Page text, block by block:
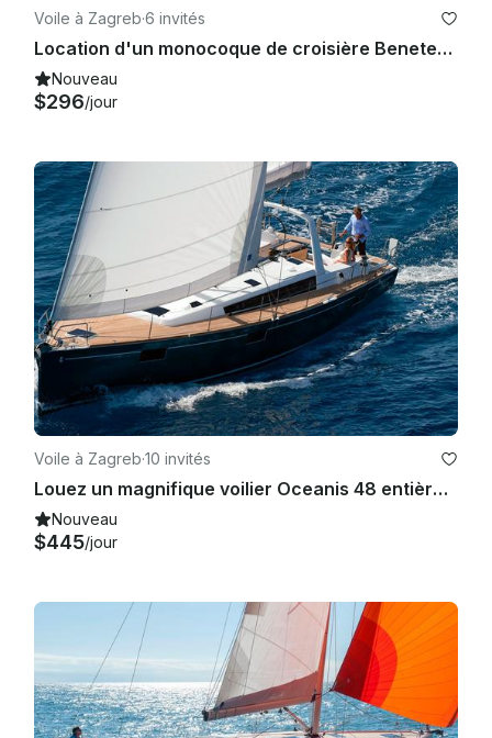
Voile à Zagreb·6 invités
Location d'un monocoque de croisière Beneteau First 35 à Zagreb, Croatie
Nouveau
$296/jour
Voile à Zagreb·10 invités
Louez un magnifique voilier Oceanis 48 entièrement équipé à Zagreb, en Croatie
Nouveau
$445/jour